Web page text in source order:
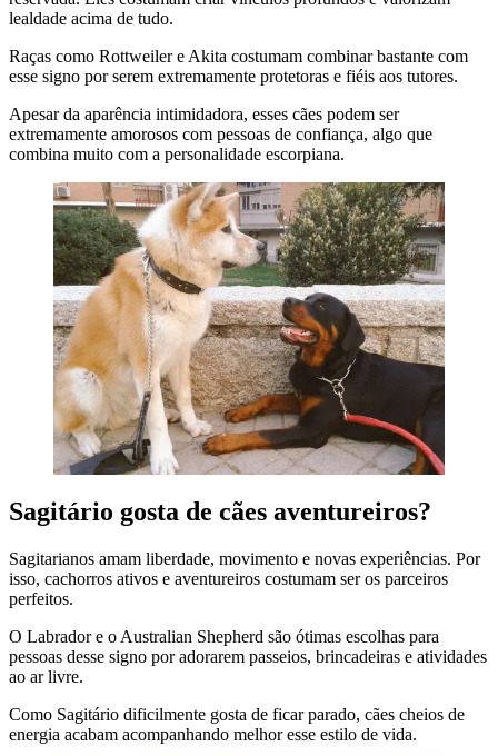
lealdade acima de tudo.
Raças como Rottweiler e Akita costumam combinar bastante com
esse signo por serem extremamente protetoras e fiéis aos tutores.
Apesar da aparência intimidadora, esses cães podem ser
extremamente amorosos com pessoas de confiança, algo que
combina muito com a personalidade escorpiana.
Sagitário gosta de cães aventureiros?
Sagitarianos amam liberdade, movimento e novas experiências. Por
isso, cachorros ativos e aventureiros costumam ser os parceiros
perfeitos.
O Labrador e o Australian Shepherd são ótimas escolhas para
pessoas desse signo por adorarem passeios, brincadeiras e atividades
ao ar livre.
Como Sagitário dificilmente gosta de ficar parado, cães cheios de
energia acabam acompanhando melhor esse estilo de vida.